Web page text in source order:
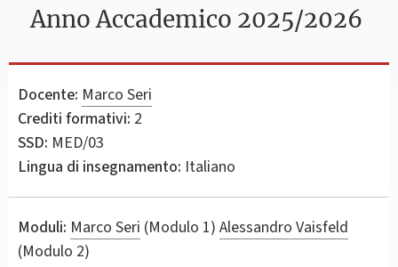
Anno Accademico 2025/2026
Docente: Marco Seri
Crediti formativi: 2
SSD: MED/03
Lingua di insegnamento: Italiano
Moduli: Marco Seri (Modulo 1) Alessandro Vaisfeld
(Modulo 2)